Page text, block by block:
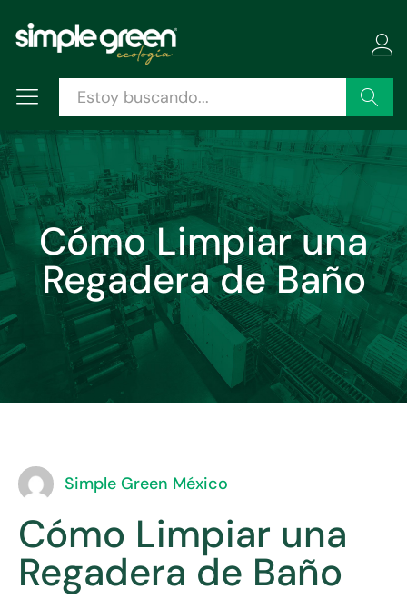
Buscar
Cómo Limpiar una
Regadera de Baño
Simple Green México
Cómo Limpiar una
Regadera de Baño